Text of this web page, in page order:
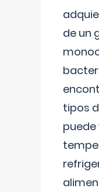
de un
tipos
puede